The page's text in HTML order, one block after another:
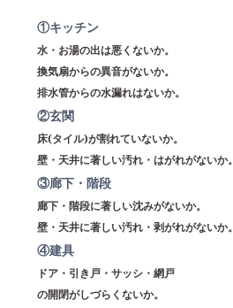
①キッチン
水・お湯の出は悪くないか。
換気扇からの異音がないか。
排水管からの水漏れはないか。
②玄関
床(タイル)が割れていないか。
壁・天井に著しい汚れ・はがれがないか。
③廊下・階段
廊下・階段に著しい沈みがないか。
壁・天井に著しい汚れ・剥がれがないか。
④建具
ドア・引き戸・サッシ・網戸
の開閉がしづらくないか。